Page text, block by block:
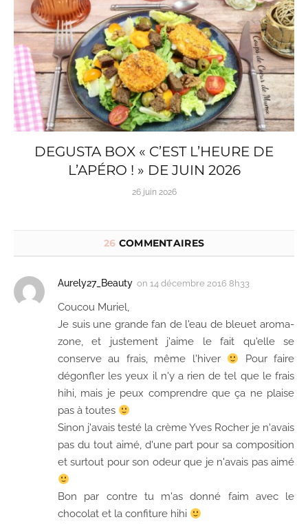
DEGUSTA BOX « C’EST L’HEURE DE
L’APÉRO ! » DE JUIN 2026
26 juin 2026
26 COMMENTAIRES
Aurely27_Beauty on 14 décembre 2016 8h33
Coucou Muriel,
Je suis une grande fan de l'eau de bleuet aroma-
zone, et justement j'aime le fait qu'elle se
conserve au frais, même l'hiver
Pour faire
dégonfler les yeux il n'y a rien de tel que le frais
hihi, mais je peux comprendre que ça ne plaise
pas à toutes
Sinon j'avais testé la crème Yves Rocher je n'avais
pas du tout aimé, d'une part pour sa composition
et surtout pour son odeur que je n'avais pas aimé
Bon par contre tu m'as donné faim avec le
chocolat et la confiture hihi